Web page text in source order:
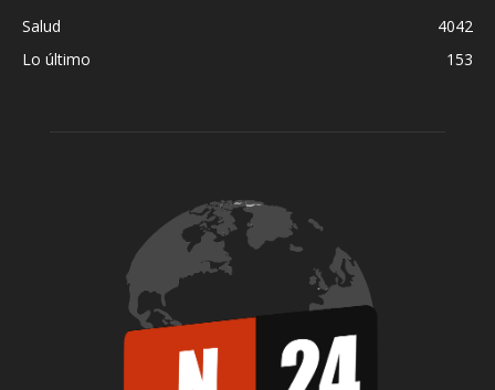
Salud
4042
Lo último
153